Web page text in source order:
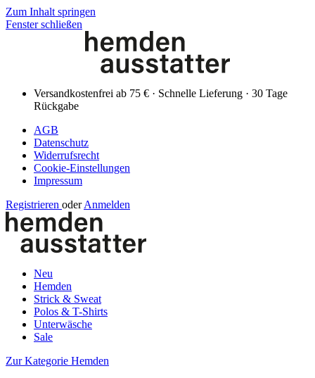
Zum Inhalt springen
Fenster schließen
Versandkostenfrei ab 75 € · Schnelle Lieferung · 30 Tage
Rückgabe
AGB
Datenschutz
Widerrufsrecht
Cookie-Einstellungen
Impressum
Registrieren oder Anmelden
Neu
Hemden
Strick & Sweat
Polos & T-Shirts
Unterwäsche
Sale
Zur Kategorie Hemden